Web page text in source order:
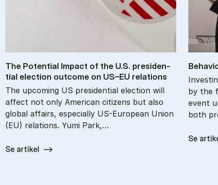
The Po­ten­tial Im­pact of the U.S. pres­id­en­
tial elec­tion out­come on US–EU re­la­tions
The upcoming US presidential election will
affect not only American citizens but also
global affairs, especially US-European Union
(EU) relations. Yumi Park,…
Se artikel
by the
event
both
Se